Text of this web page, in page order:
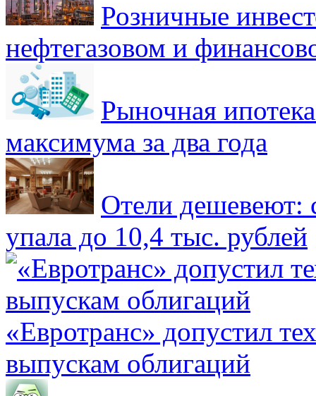
Розничные
нефтегазовом и
Рыночная
максимума за два года
Отели дешевеют:
упала до 10,4 тыс. рублей
«Евротранс» допустил
выпускам облигаций